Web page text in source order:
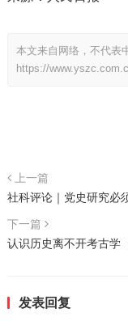
本文来自网络，不代表
https://
上一篇
社科评论｜党史研究必
下一篇
认识历史离不开考古学
发表回复